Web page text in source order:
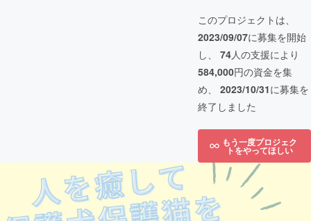
このプロジェクトは、
2023/09/07に募集を開始
し、 74人の支援により
584,000円の資金を集
め、 2023/10/31に募集を
終了しました
もう一度プロジェク
トをやってほしい